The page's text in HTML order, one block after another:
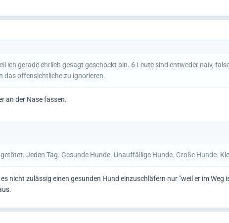
ich gerade ehrlich gesagt geschockt bin. 6 Leute sind entweder naiv,
das offensichtliche zu ignorieren.
an der Nase fassen.
Jeden Tag. Gesunde Hunde. Unauffällige Hunde. Große Hunde.
nicht zulässig einen gesunden Hund einzuschläfern nur "weil er im Weg